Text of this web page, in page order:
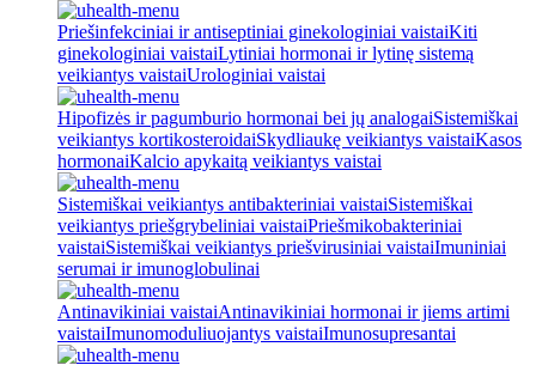
Priešinfekciniai ir antiseptiniai ginekologiniai vaistaiKiti
ginekologiniai vaistaiLytiniai hormonai ir lytinę sistemą
veikiantys vaistaiUrologiniai vaistai
Hipofizės ir pagumburio hormonai bei jų analogaiSistemiškai
veikiantys kortikosteroidaiSkydliaukę veikiantys vaistaiKasos
hormonaiKalcio apykaitą veikiantys vaistai
Sistemiškai veikiantys antibakteriniai vaistaiSistemiškai
veikiantys priešgrybeliniai vaistaiPriešmikobakteriniai
vaistaiSistemiškai veikiantys priešvirusiniai vaistaiImuniniai
serumai ir imunoglobulinai
Antinavikiniai vaistaiAntinavikiniai hormonai ir jiems artimi
vaistaiImunomoduliuojantys vaistaiImunosupresantai